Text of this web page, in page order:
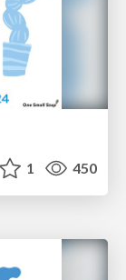
1 450